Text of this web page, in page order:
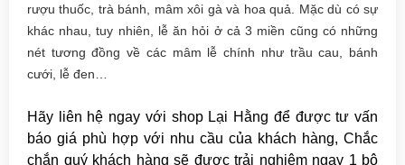
rượu thuốc, trà bánh, mâm xôi gà và hoa quả. Mặc dù có sự
khác nhau, tuy nhiên, lễ ăn hỏi ở cả 3 miền cũng có những
nét tương đồng về các mâm lễ chính như trầu cau, bánh
cưới, lễ đen…
Hãy liên hệ ngay với shop Lại Hằng để được tư vấn
báo giá phù hợp với nhu cầu của khách hàng, Chắc
chắn quý khách hàng sẽ được trải nghiệm ngay 1 bộ